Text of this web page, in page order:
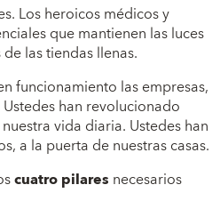
Los heroicos médicos y
que mantienen las luces
las tiendas llenas.
funcionamiento las empresas,
han revolucionado
vida diaria. Ustedes han
a la puerta de nuestras casas.
cuatro pilares necesarios